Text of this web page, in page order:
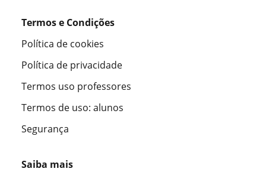
Termos e Condições
Política de cookies
Política de privacidade
Termos uso professores
Termos de uso: alunos
Segurança
Saiba mais